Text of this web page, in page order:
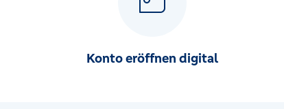
Konto eröffnen digital